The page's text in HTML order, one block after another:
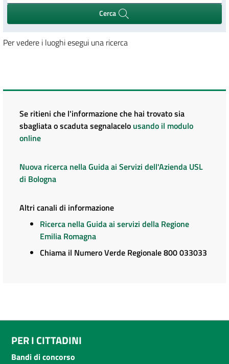
Cerca
Per vedere i luoghi esegui una ricerca
Se ritieni che l'informazione che hai trovato sia
sbagliata o scaduta segnalacelo usando il modulo
online
Nuova ricerca nella Guida ai Servizi dell'Azienda USL
di Bologna
Altri canali di informazione
Ricerca nella Guida ai servizi della Regione
Emilia Romagna
Chiama il Numero Verde Regionale 800 033033
PER I CITTADINI
Bandi di concorso